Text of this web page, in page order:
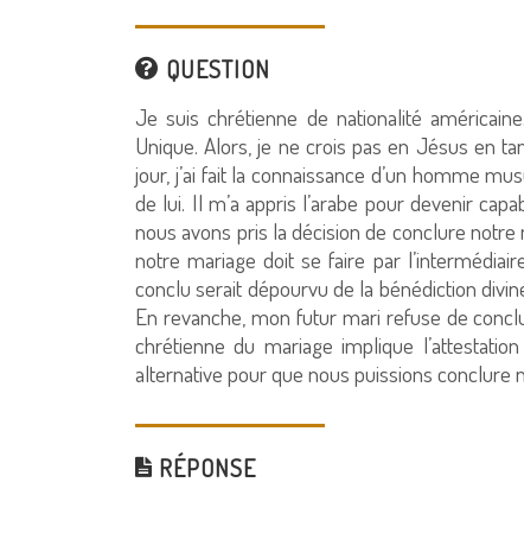
QUESTION
Je suis chrétienne de nationalité
Unique. Alors, je ne crois pas en Jésus en
jour, j’ai fait la connaissance d’un homme
de lui. Il m’a appris l’arabe pour devenir
nous avons pris la décision de conclure
notre mariage doit se faire par
conclu serait dépourvu de la bénédiction
En revanche, mon futur mari refuse de
chrétienne du mariage implique
alternative pour que nous puissions conclure
RÉPONSE